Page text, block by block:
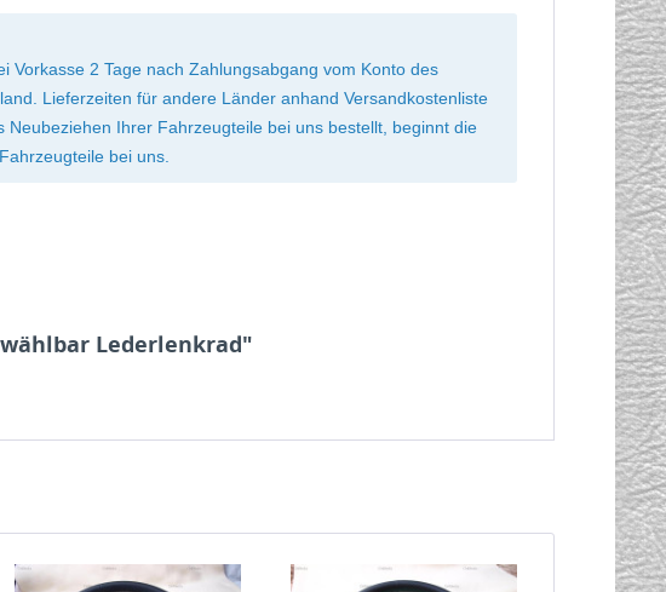
Vorkasse 2 Tage nach Zahlungsabgang vom Konto des
Lieferzeiten für andere Länder anhand Versandkostenliste
Neubeziehen Ihrer Fahrzeugteile bei uns bestellt, beginnt die
bei uns.
Lederlenkrad"